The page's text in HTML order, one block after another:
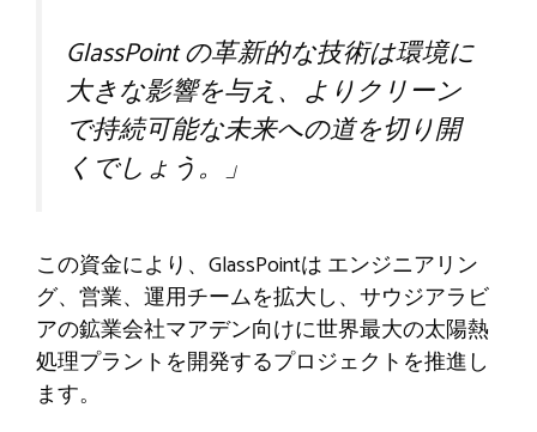
GlassPoint の革新的な技術は環境に
大きな影響を与え、よりクリーン
で持続可能な未来への道を切り開
くでしょう。」
この資金により、GlassPointは エンジニアリン
グ、営業、運用チームを拡大し、サウジアラビ
アの鉱業会社マアデン向けに世界最大の太陽熱
処理プラントを開発するプロジェクトを推進し
ます。